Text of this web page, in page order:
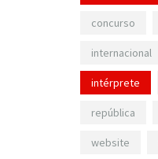
concurso
internacional
intérprete
república
website